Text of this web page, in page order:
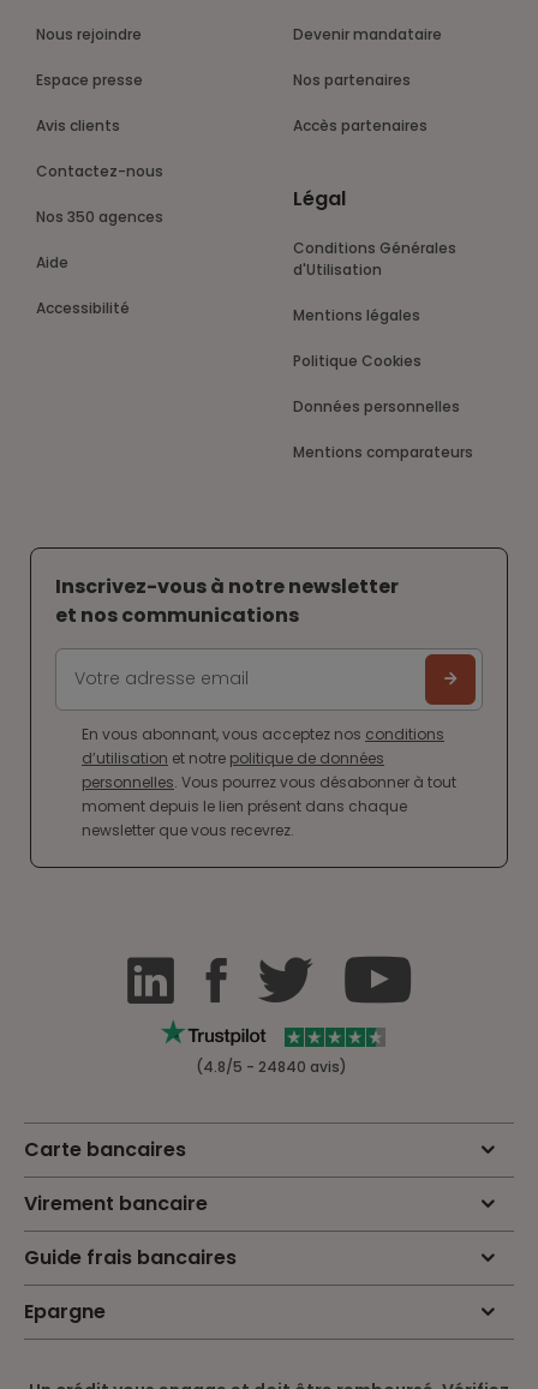
Nous rejoindre
Espace presse
Avis clients
Contactez-nous
Nos 350 agences
Aide
Accessibilité
Devenir mandataire
Nos partenaires
Accès partenaires
Légal
Conditions Générales
d'Utilisation
Mentions légales
Politique Cookies
Données personnelles
Mentions comparateurs
Inscrivez-vous à notre newsletter
et nos communications
En vous abonnant, vous acceptez nos conditions
d’utilisation et notre politique de données
personnelles. Vous pourrez vous désabonner à tout
moment depuis le lien présent dans chaque
newsletter que vous recevrez.
(4.8/5 - 24840 avis)
Carte bancaires
Virement bancaire
Guide frais bancaires
Epargne